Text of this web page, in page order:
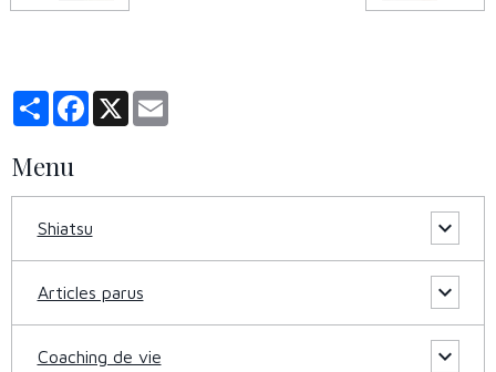
PartagerFacebook
X
Menu
Shiatsu
Articles parus
Coaching de vie